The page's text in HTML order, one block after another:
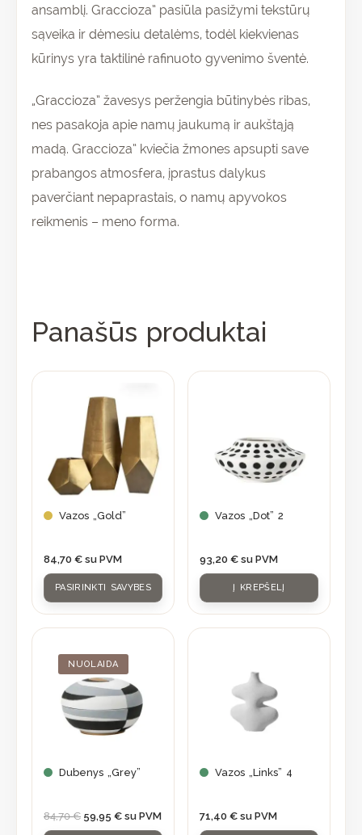
ansamblį. Graccioza” pasiūla pasižymi tekstūrų
sąveika ir dėmesiu detalėms, todėl kiekvienas
kūrinys yra taktilinė rafinuoto gyvenimo šventė.
„Graccioza” žavesys peržengia būtinybės ribas,
nes pasakoja apie namų jaukumą ir aukštąją
madą. Graccioza” kviečia žmones apsupti save
prabangos atmosfera, įprastus dalykus
paverčiant nepaprastais, o namų apyvokos
reikmenis – meno forma.
Panašūs produktai
Vazos „Gold”
84,70 € su PVM
PASIRINKTI SAVYBES
multiple
variants.
The
options
may
chosen
on
the
product
page
Vazos „Dot” 2
93,20 € su PVM
Į KREPŠELĮ
NUOLAIDA
Dubenys „Grey”
84,70€
was:
84,70 €.
59,95 €
is:
su PVM
Vazos „Links” 4
71,40 € su PVM